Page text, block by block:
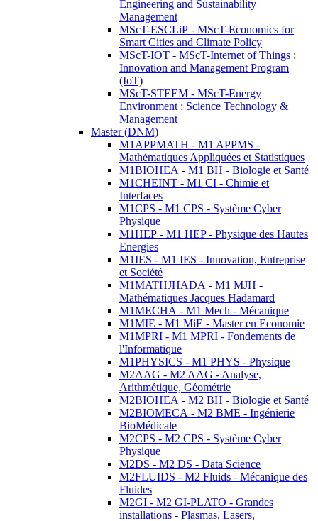
Engineering and Sustainability
Management
MScT-ESCLiP - MScT-Economics for
Smart Cities and Climate Policy
MScT-IOT - MScT-Internet of Things :
Innovation and Management Program
(IoT)
MScT-STEEM - MScT-Energy
Environment : Science Technology &
Management
Master (DNM)
M1APPMATH - M1 APPMS -
Mathématiques Appliquées et Statistiques
M1BIOHEA - M1 BH - Biologie et Santé
M1CHEINT - M1 CI - Chimie et
Interfaces
M1CPS - M1 CPS - Système Cyber
Physique
M1HEP - M1 HEP - Physique des Hautes
Energies
M1IES - M1 IES - Innovation, Entreprise
et Société
M1MATHJHADA - M1 MJH -
Mathématiques Jacques Hadamard
M1MECHA - M1 Mech - Mécanique
M1MIE - M1 MiE - Master en Economie
M1MPRI - M1 MPRI - Fondements de
l'Informatique
M1PHYSICS - M1 PHYS - Physique
M2AAG - M2 AAG - Analyse,
Arithmétique, Géométrie
M2BIOHEA - M2 BH - Biologie et Santé
M2BIOMECA - M2 BME - Ingénierie
BioMédicale
M2CPS - M2 CPS - Système Cyber
Physique
M2DS - M2 DS - Data Science
M2FLUIDS - M2 Fluids - Mécanique des
Fluides
M2GI - M2 GI-PLATO - Grandes
installations - Plasmas, Lasers,